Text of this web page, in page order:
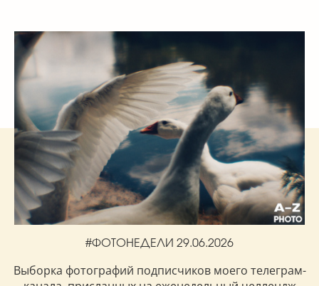
#ФОТОНЕДЕЛИ 29.06.2026
Выборка фотографий подписчиков моего телеграм-